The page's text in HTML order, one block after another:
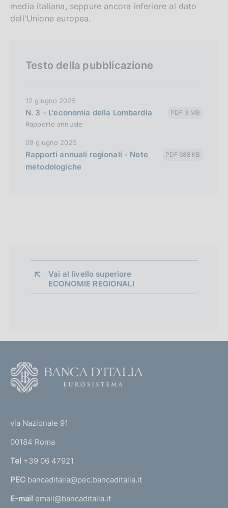
media italiana, seppure ancora inferiore al dato
dell'Unione europea.
Testo della pubblicazione
12 giugno 2025
N. 3 - L'economia della Lombardia PDF 3 MB
Rapporto annuale
09 giugno 2025
Rapporti annuali regionali - Note
metodologiche
PDF 688 KB
Vai al livello superiore
ECONOMIE REGIONALI
r
n
a
l
via Nazionale 91
00184 Roma
Tel +39 06 47921
PEC bancaditalia@pec.bancaditalia.it
E-mail email@bancaditalia.it